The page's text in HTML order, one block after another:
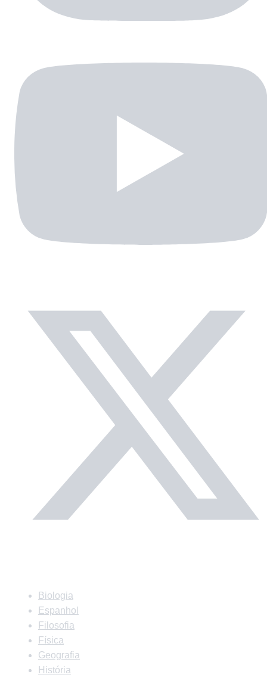
Biologia
Espanhol
Filosofia
Física
Geografia
História